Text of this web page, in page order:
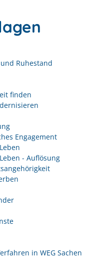
Ruhestand
finden
Engagement
- Auflösung
in WEG Sachen